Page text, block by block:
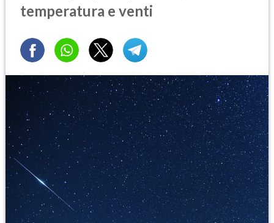
temperatura e venti